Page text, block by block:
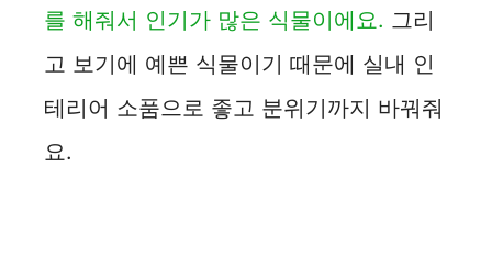
를 해줘서 인기가 많은 식물이에요. 그리
고 보기에 예쁜 식물이기 때문에 실내 인
테리어 소품으로 좋고 분위기까지 바꿔줘
요.